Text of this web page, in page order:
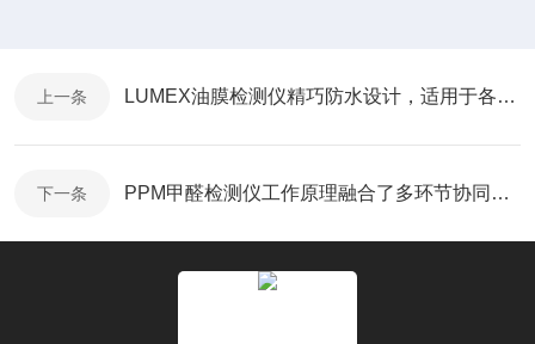
上一条 LUMEX油膜检测仪精巧防水设计，适用于各种户外安装
下一条 PPM甲醛检测仪工作原理融合了多环节协同机制